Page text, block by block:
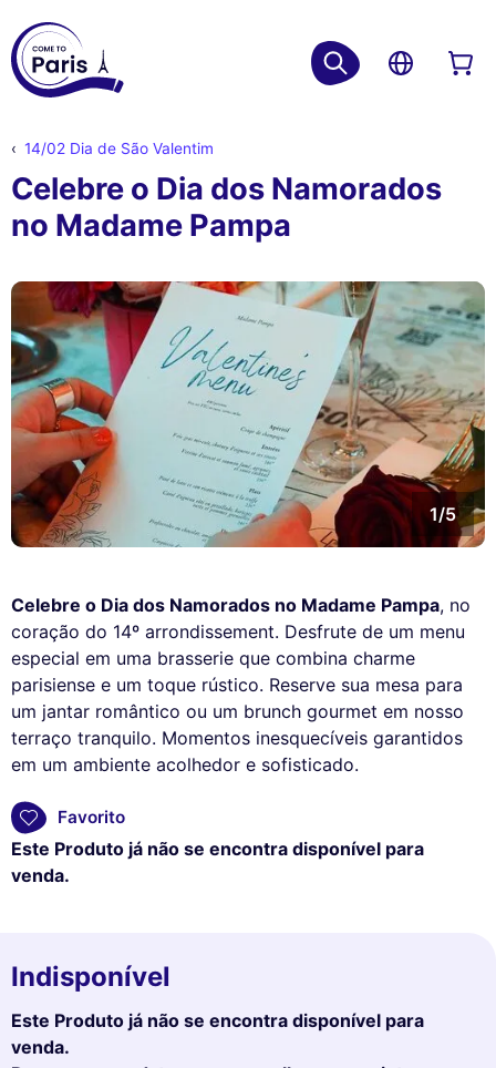
14/02 Dia de São Valentim
Celebre o Dia dos Namorados
no Madame Pampa
1/5
Celebre o Dia dos Namorados no Madame Pampa, no
coração do 14º arrondissement. Desfrute de um menu
especial em uma brasserie que combina charme
parisiense e um toque rústico. Reserve sua mesa para
um jantar romântico ou um brunch gourmet em nosso
terraço tranquilo. Momentos inesquecíveis garantidos
em um ambiente acolhedor e sofisticado.
Favorito
Este Produto já não se encontra disponível para
venda.
Indisponível
Este Produto já não se encontra disponível para
venda.